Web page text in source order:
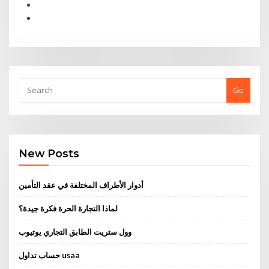
Go
New Posts
أدوار الأطراف المختلفة في عقد التأمين
لماذا التجارة الحرة فكرة جيدة؟
وول ستريت الطابق التجاري يوتيوب
حساب تداول usaa